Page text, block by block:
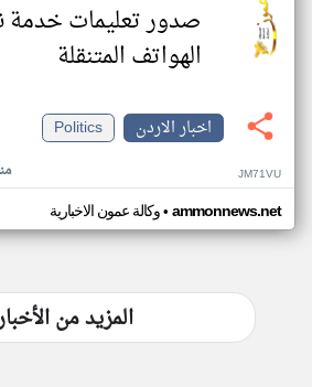
صدور تعليمات خدمة
الهواتف المتنقلة
اخبار الاردن
Politics
منذ JM71VU
وكالة عمون الاخبارية• ammonnews.net
المزيد من